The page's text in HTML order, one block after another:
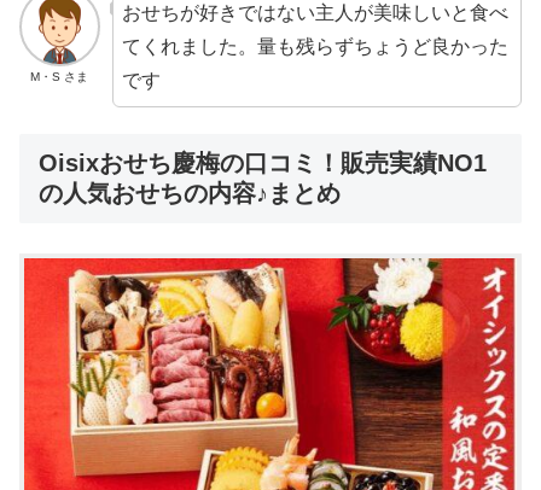
M・S さま
おせちが好きではない主人が美味しいと食べ
てくれました。量も残らずちょうど良かった
です
Oisixおせち慶梅の口コミ！販売実績NO1
の人気おせちの内容♪まとめ